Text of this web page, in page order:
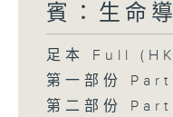
賓：生命
足本 Full
第一部份
第二部份